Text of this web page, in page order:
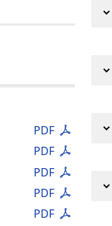
PDF
PDF
PDF
PDF
PDF